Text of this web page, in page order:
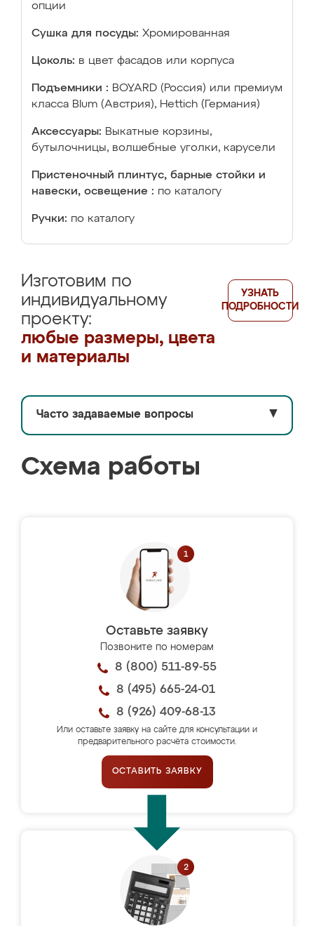
опции
Сушка для посуды: Хромированная
Цоколь: в цвет фасадов или корпуса
Подъемники : BOYARD (Россия) или премиум
класса Blum (Австрия), Hettich (Германия)
Аксессуары: Выкатные корзины,
бутылочницы, волшебные уголки, карусели
Пристеночный плинтус, барные стойки и
навески, освещение : по каталогу
Ручки: по каталогу
Изготовим по
индивидуальному
проекту:
любые размеры, цвета
и материалы
УЗНАТЬ
ПОДРОБНОСТИ
Часто задаваемые вопросы ▼
Схема работы
Оставьте заявку
Позвоните по номерам
8 (800) 511-89-55
8 (495) 665-24-01
8 (926) 409-68-13
Или оставьте заявку на сайте для консультации и
предварительного расчёта стоимости.
ОСТАВИТЬ ЗАЯВКУ